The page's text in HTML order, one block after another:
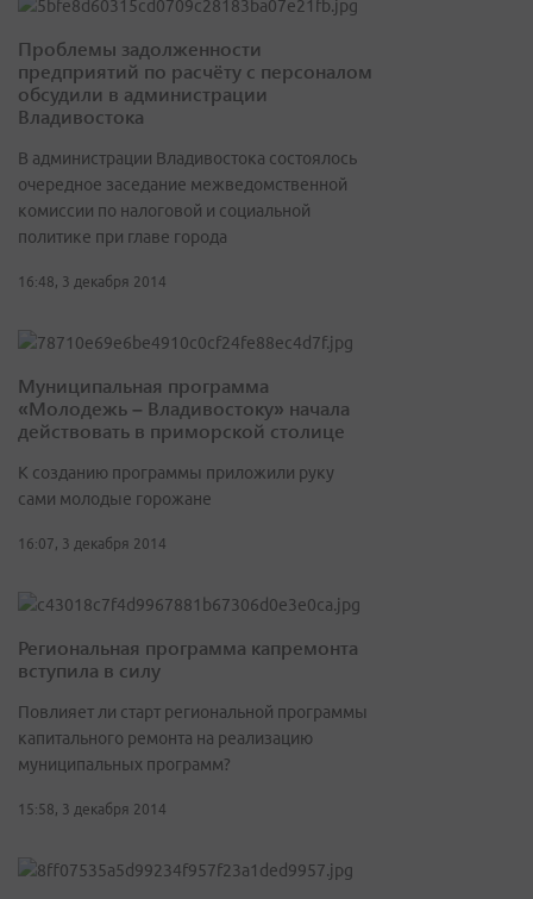
Проблемы задолженности
предприятий по расчёту с персоналом
обсудили в администрации
Владивостока
В администрации Владивостока состоялось
очередное заседание межведомственной
комиссии по налоговой и социальной
политике при главе города
16:48, 3 декабря 2014
Муниципальная программа
«Молодежь – Владивостоку» начала
действовать в приморской столице
К созданию программы приложили руку
сами молодые горожане
16:07, 3 декабря 2014
Региональная программа капремонта
вступила в силу
Повлияет ли старт региональной программы
капитального ремонта на реализацию
муниципальных программ?
15:58, 3 декабря 2014